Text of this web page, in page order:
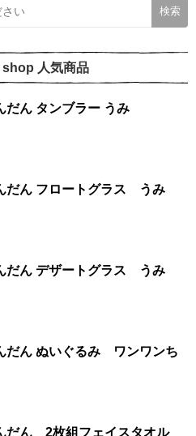
人気商品
ノラネコぐんだん タンブラー うみ
ノラネコぐんだん フロートグラス うみ
ノラネコぐんだん デザートグラス うみ
だん ぬいぐるみ ワンワンち
だん 2枚組フェイスタオル